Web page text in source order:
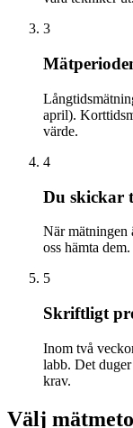
3
april).
värde.
4
Du skickar
När mätningen
oss hämta
5
Skriftligt
Inom två
labb. Det
krav.
Välj